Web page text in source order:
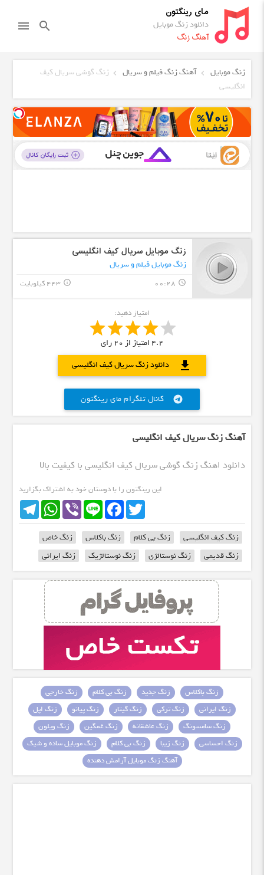
مای رینگتون
دانلود زنگ موبایل
آهنگ زنگ
search
menu
زنگ موبایل آهنگ زنگ فیلم و سریال
زنگ گوشی سریال کیف
انگلیسی
زنگ موبایل سریال کیف انگلیسی
زنگ موبایل فیلم و سریال
query_builder
00:28 443 کیلوبایت info_outline
امتیاز دهید:
4.2 امتیاز از20رای
دانلود زنگ سریال کیف انگلیسی
download
کانال تلگرام مای رینگتون telegram
آهنگ زنگ سریال کیف انگلیسی
دانلود اهنگ زنگ گوشی سریال کیف انگلیسی با کیفیت بالا
این رینگتون را با دوستان خود به اشتراک بگزارید
TelegramWhatsApp Viber Line
FacebookTwitter
زنگ کیف انگلیسی زنگ بی کلام زنگ باکلاس
زنگ خاص
زنگ قدیمی
زنگ نوستالژی زنگ نوستالژیک زنگ ایرانی
زنگ باکلاس زنگ جدید زنگ بی کلام
زنگ خارجی
زنگ ایرانی
زنگ ترکی زنگ گیتار زنگ پیانو
زنگ اپل
زنگ سامسونگ
زنگ عاشقانه زنگ غمگین
زنگ ویلون
زنگ احساسی
زنگ زیبا زنگ بی کلام
زنگ موبایل ساده و شیک
آهنگ زنگ موبایل آرامش دهنده